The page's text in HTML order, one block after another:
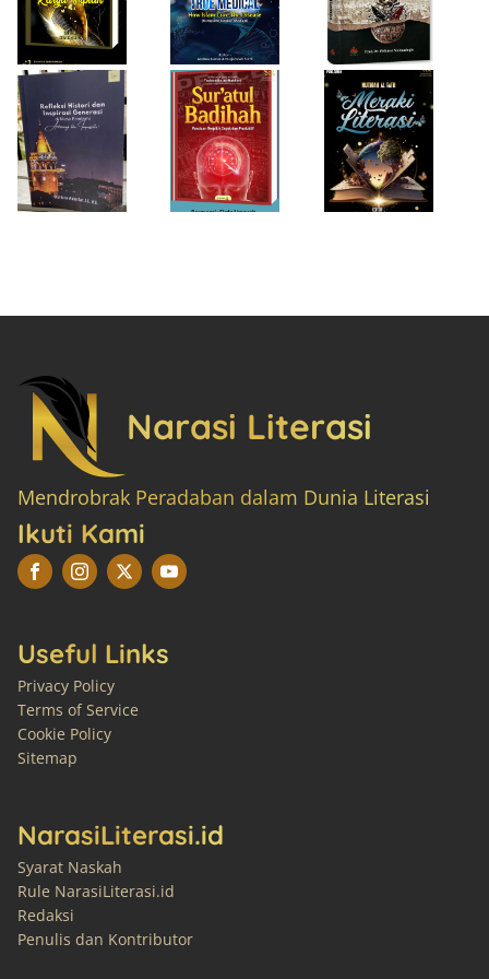
Pandemi
“Achieving the
Impossible”
Cepat dan
Produktif
Literasiku
Narasi Literasi
Mendrobrak Peradaban dalam Dunia Literasi
Ikuti Kami
Useful Links
Privacy Policy
Terms of Service
Cookie Policy
Sitemap
NarasiLiterasi.id
Syarat Naskah
Rule NarasiLiterasi.id
Redaksi
Penulis dan Kontributor